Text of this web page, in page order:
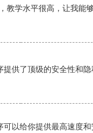
教学水平很高，让我能
供了顶级的安全性和隐
以给你提供最高速度